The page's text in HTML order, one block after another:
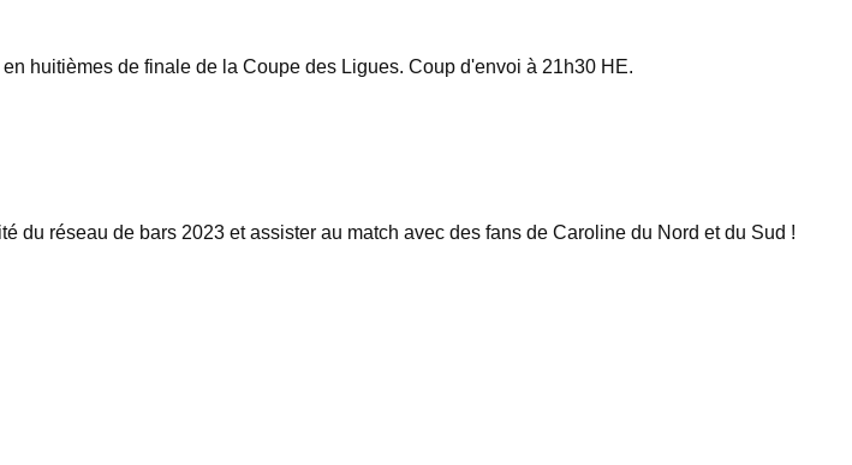
huitièmes de finale de la Coupe des Ligues. Coup d'envoi à 21h30 HE.
du réseau de bars 2023 et assister au match avec des fans de Caroline du Nord et du Sud !